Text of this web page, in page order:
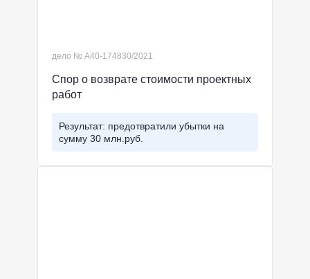
дело № А40-174830/2021
Спор о возврате стоимости проектных
работ
Результат: предотвратили убытки на
сумму 30 млн.руб.